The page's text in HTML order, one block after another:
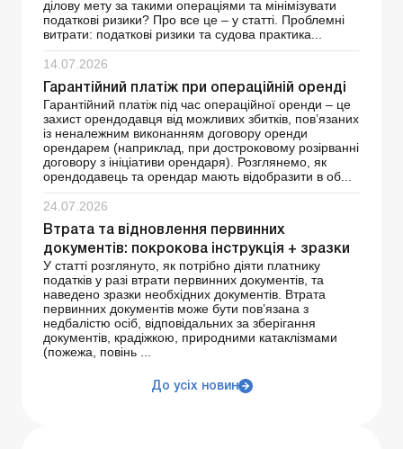
ділову мету за такими операціями та мінімізувати
податкові ризики? Про все це – у статті. Проблемні
витрати: податкові ризики та судова практика...
14.07.2026
Гарантійний платіж при операційній оренді
Гарантійний платіж під час операційної оренди – це
захист орендодавця від можливих збитків, пов’язаних
із неналежним виконанням договору оренди
орендарем (наприклад, при достроковому розірванні
договору з ініціативи орендаря). Розглянемо, як
орендодавець та орендар мають відобразити в об...
24.07.2026
Втрата та відновлення первинних
документів: покрокова інструкція + зразки
У статті розглянуто, як потрібно діяти платнику
податків у разі втрати первинних документів, та
наведено зразки необхідних документів. Втрата
первинних документів може бути пов’язана з
недбалістю осіб, відповідальних за зберігання
документів, крадіжкою, природними катаклізмами
(пожежа, повінь ...
До усіх новин